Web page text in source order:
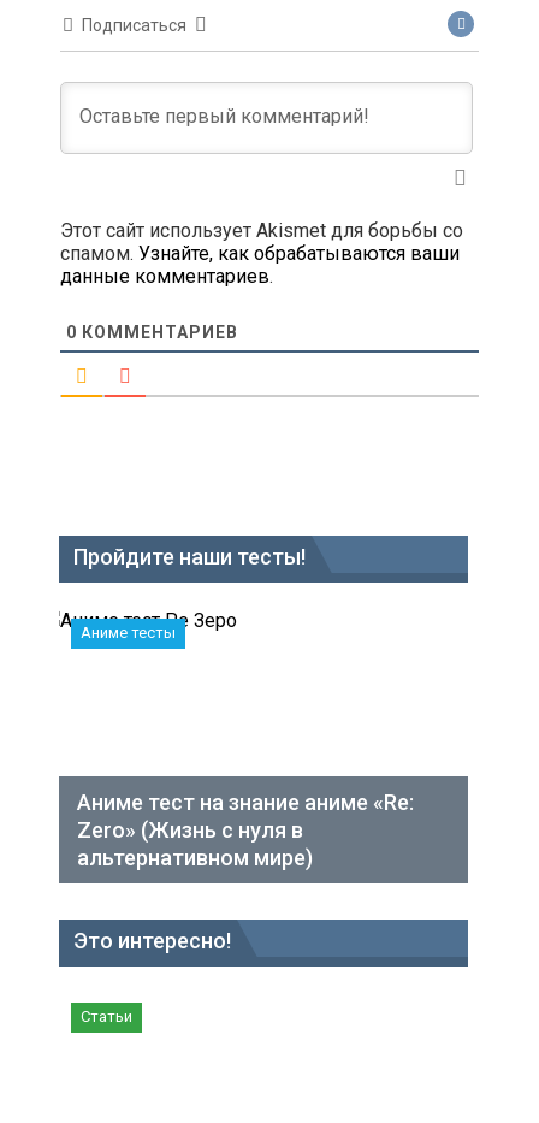
Подписаться
Этот сайт использует Akismet для борьбы со
спамом. Узнайте, как обрабатываются ваши
данные комментариев.
0 КОММЕНТАРИЕВ
Пройдите наши тесты!
Аниме тесты
Аниме тест на знание аниме «Re:
Zero» (Жизнь с нуля в
альтернативном мире)
Это интересно!
Статьи